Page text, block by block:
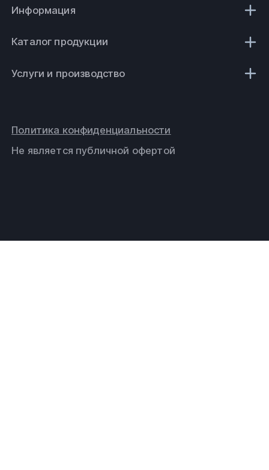
Информация
Каталог продукции
Услуги и производство
Не является публичной офертой
Политика конфиденциальности